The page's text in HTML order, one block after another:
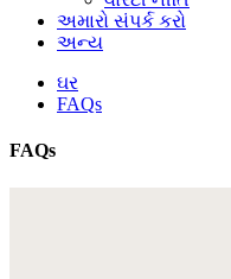
અમારો સંપર્ક કરો
અન્ય
ઘર
FAQs
FAQs